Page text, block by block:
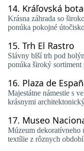
14. Kráľovská
Krásna záhrada so
ponúka pokojné
15. Trh El Rastro
Slávny blší trh pod
ponúka široký
16. Plaza de
Majestátne námestie s
krásnymi
17. Museo
Múzeum dekoratívneho
textílie z rôznych